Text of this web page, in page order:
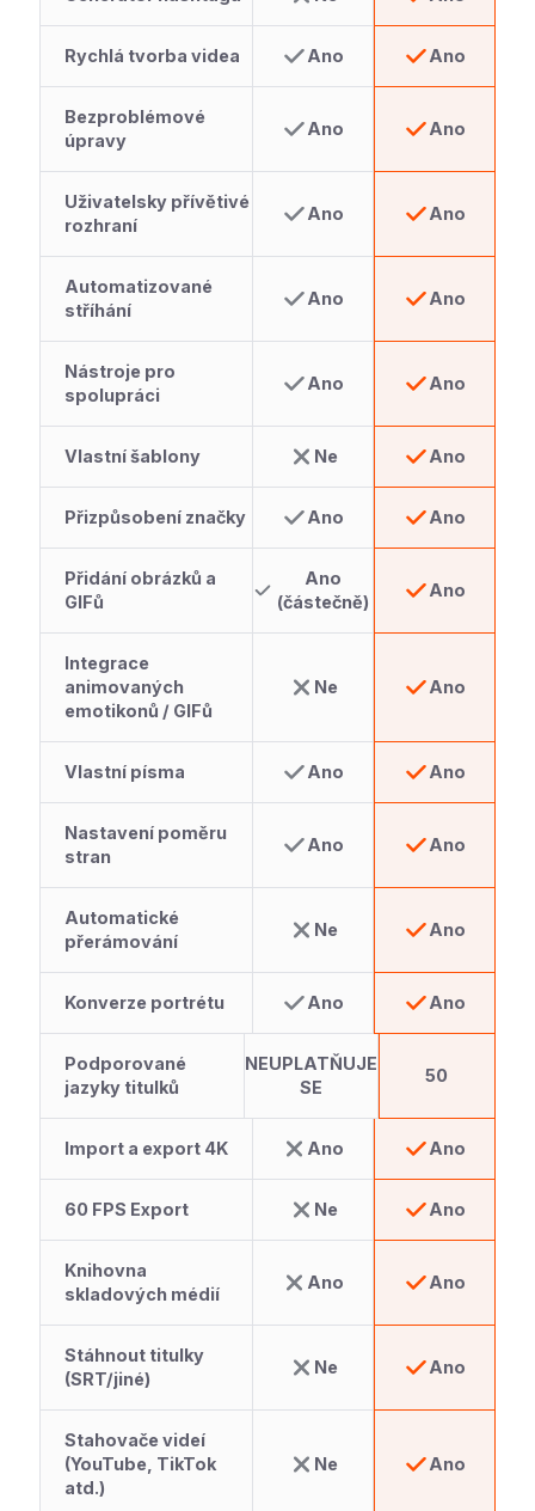
Rychlá tvorba videa Ano Ano
Bezproblémové
úpravy
Ano Ano
Uživatelsky přívětivé
rozhraní
Ano Ano
Automatizované
stříhání
Ano Ano
Nástroje pro
spolupráci
Ano Ano
Vlastní šablony Ne Ano
Přizpůsobení značky Ano Ano
Přidání obrázků a
GIFů
Ano
(částečně)
Ano
Integrace
animovaných
emotikonů / GIFů
Ne Ano
Vlastní písma Ano Ano
Nastavení poměru
stran
Ano Ano
Automatické
přerámování
Ne Ano
Konverze portrétu Ano Ano
Podporované
jazyky titulků
NEUPLATŇUJE
SE
50
Import a export 4K Ano Ano
60 FPS Export Ne Ano
Knihovna
skladových médií
Ano Ano
Stáhnout titulky
(SRT/jiné)
Ne Ano
Stahovače videí
(YouTube, TikTok
atd.)
Ne Ano